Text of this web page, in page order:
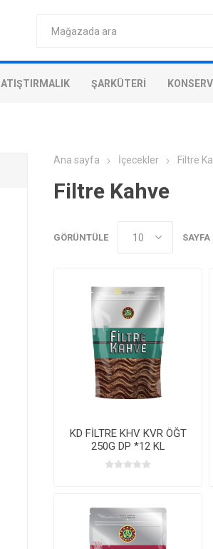
ATIŞTIRMALIK ŞARKÜTERI
Ana sayfa İçecekler Filtre
Filtre Kahve
GÖRÜNTÜLE
KD FİLTRE KHV KVR ÖĞT
250G DP *12 KL